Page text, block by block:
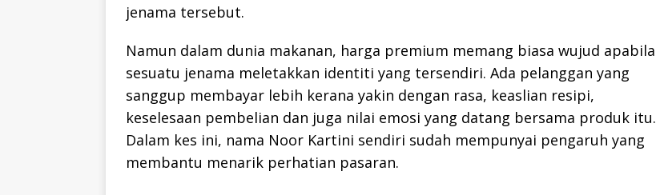
jenama tersebut.
Namun dalam dunia makanan, harga premium memang biasa wujud apabila
sesuatu jenama meletakkan identiti yang tersendiri. Ada pelanggan yang
sanggup membayar lebih kerana yakin dengan rasa, keaslian resipi,
keselesaan pembelian dan juga nilai emosi yang datang bersama produk itu.
Dalam kes ini, nama Noor Kartini sendiri sudah mempunyai pengaruh yang
membantu menarik perhatian pasaran.